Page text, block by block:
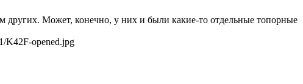
других. Может, конечно, у них и были какие-то отдельные топорные
K42F-opened.jpg